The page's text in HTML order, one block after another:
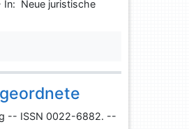
Neue juristische
-- ISSN 0022-6882. --